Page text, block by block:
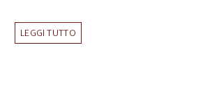
LEGGI TUTTO